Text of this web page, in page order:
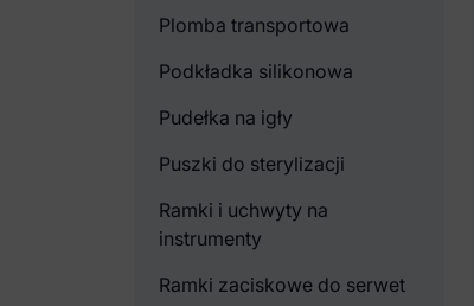
Plomba transportowa
Podkładka silikonowa
Pudełka na igły
Puszki do sterylizacji
Ramki i uchwyty na
instrumenty
Ramki zaciskowe do serwet